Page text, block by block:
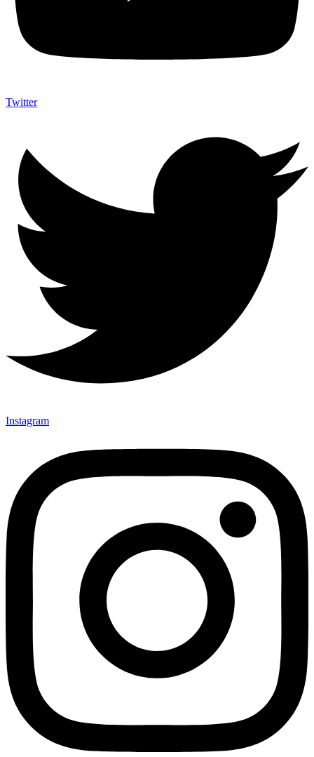
Twitter
Instagram